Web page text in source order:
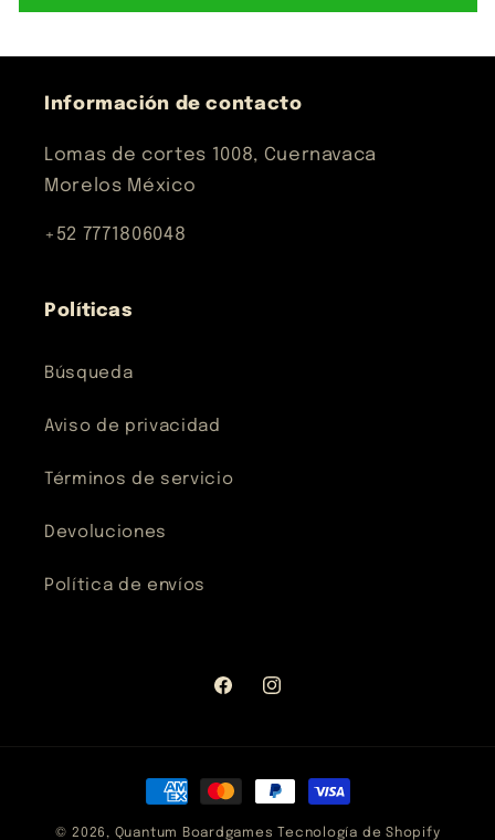
Información de contacto
Lomas de cortes 1008, Cuernavaca
Morelos México
+52 7771806048
Políticas
Búsqueda
Aviso de privacidad
Términos de servicio
Devoluciones
Política de envíos
FacebookInstagram
Formas
de
© 2026, Quantum Boardgames Tecnología de Shopify